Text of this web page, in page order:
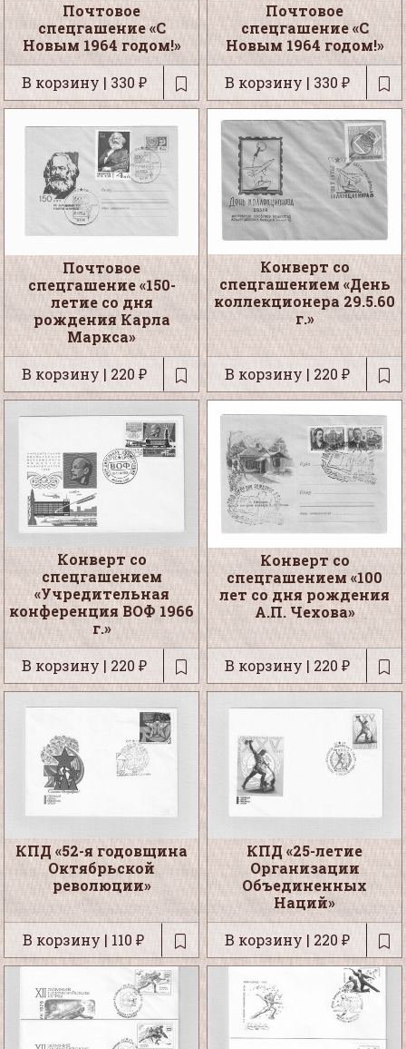
Почтовое
спецгашение «С
Новым 1964 годом!»
В корзину | 330 ₽
Почтовое
спецгашение «С
Новым 1964 годом!»
В корзину | 330 ₽
Почтовое
спецгашение «150-
летие со дня
рождения Карла
Маркса»
В корзину | 220 ₽
Конверт со
спецгашением «День
коллекционера 29.5.60
г.»
В корзину | 220 ₽
Конверт со
спецгашением
«Учредительная
конференция ВОФ 1966
г.»
В корзину | 220 ₽
Конверт со
спецгашением «100
лет со дня рождения
А.П. Чехова»
В корзину | 220 ₽
КПД «52-я годовщина
Октябрьской
революции»
В корзину | 110 ₽
КПД «25-летие
Организации
Объединенных
Наций»
В корзину | 220 ₽